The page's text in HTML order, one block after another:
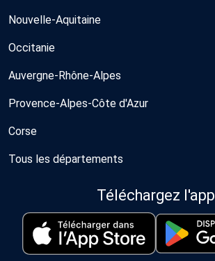
Nouvelle-Aquitaine
Occitanie
Auvergne-Rhône-Alpes
Provence-Alpes-Côte d'Azur
Corse
Tous les départements
Téléchargez l'app